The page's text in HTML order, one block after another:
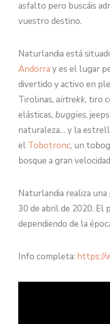
asfalto pero buscáis
vuestro destino.
Naturlandia está
Andorra y es el lugar
divertido y activo en
Tirolinas, airtrekk, tiro
elásticas, buggies,
naturaleza… y la
el Tobotronc, un
bosque a gran
Naturlandia realiza
30 de abril de 2020. El
dependiendo de la
Info completa: https://